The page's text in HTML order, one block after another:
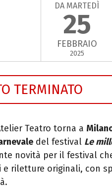
DA MARTEDÌ
25
FEBBRAIO
2025
TERMINATO
Teatro torna a
del festival Le
novità per il festival
e riletture originali, con